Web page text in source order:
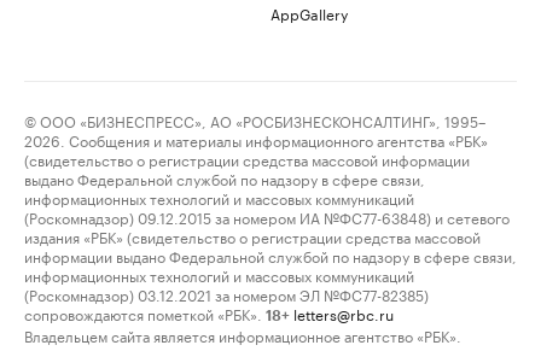
AppGallery
© ООО «БИЗНЕСПРЕСС», АО «РОСБИЗНЕСКОНСАЛТИНГ», 1995–
2026. Сообщения и материалы информационного агентства «РБК»
(свидетельство о регистрации средства массовой информации
выдано Федеральной службой по надзору в сфере связи,
информационных технологий и массовых коммуникаций
(Роскомнадзор) 09.12.2015 за номером ИА №ФС77-63848) и сетевого
издания «РБК» (свидетельство о регистрации средства массовой
информации выдано Федеральной службой по надзору в сфере связи,
информационных технологий и массовых коммуникаций
(Роскомнадзор) 03.12.2021 за номером ЭЛ №ФС77-82385)
сопровождаются пометкой «РБК».
18+ letters@rbc.ru
Владельцем сайта является информационное агентство «РБК».